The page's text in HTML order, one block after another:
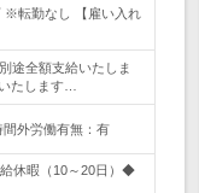
※転勤なし 【雇い入れ
途全額支給いたしま
たします…
外労働有無：有
休暇（10～20日）◆